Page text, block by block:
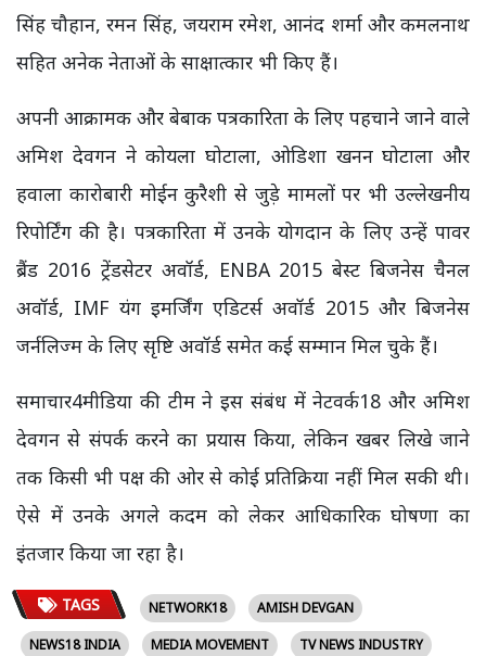
सिंह चौहान, रमन सिंह, जयराम रमेश, आनंद शर्मा और कमलनाथ
सहित अनेक नेताओं के साक्षात्कार भी किए हैं।
अपनी आक्रामक और बेबाक पत्रकारिता के लिए पहचाने जाने वाले
अमिश देवगन ने कोयला घोटाला, ओडिशा खनन घोटाला और
हवाला कारोबारी मोईन कुरैशी से जुड़े मामलों पर भी उल्लेखनीय
रिपोर्टिंग की है। पत्रकारिता में उनके योगदान के लिए उन्हें पावर
ब्रैंड 2016 ट्रेंडसेटर अवॉर्ड, ENBA 2015 बेस्ट बिजनेस चैनल
अवॉर्ड, IMF यंग इमर्जिंग एडिटर्स अवॉर्ड 2015 और बिजनेस
जर्नलिज्म के लिए सृष्टि अवॉर्ड समेत कई सम्मान मिल चुके हैं।
समाचार4मीडिया की टीम ने इस संबंध में नेटवर्क18 और अमिश
देवगन से संपर्क करने का प्रयास किया, लेकिन खबर लिखे जाने
तक किसी भी पक्ष की ओर से कोई प्रतिक्रिया नहीं मिल सकी थी।
ऐसे में उनके अगले कदम को लेकर आधिकारिक घोषणा का
इंतजार किया जा रहा है।
TAGS NETWORK18
AMISH DEVGAN
NEWS18 INDIA
MEDIA MOVEMENT TV NEWS INDUSTRY